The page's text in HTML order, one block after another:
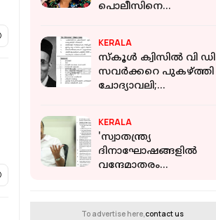
പൊലീസിനെ
ഫേസ്ബുക്ക് പോസ്റ്റ്
KERALA
സ്‌കൂള്‍ ക്വിസില്‍ വി ഡി
സവര്‍ക്കറെ പുകഴ്ത്തി
ചോദ്യാവലി;
നല്‍കിയ ചോദ്യം
KERALA
'സ്വാതന്ത്ര്യ
ദിനാഘോഷങ്ങളിൽ
വന്ദേമാതരം
To advertise here,contact us